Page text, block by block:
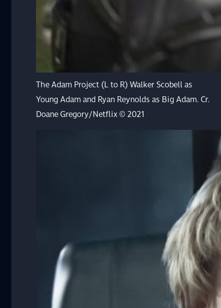
The Adam Project (L to R) Walker Scobell as
Young Adam and Ryan Reynolds as Big Adam. Cr.
Doane Gregory/Netflix © 2021